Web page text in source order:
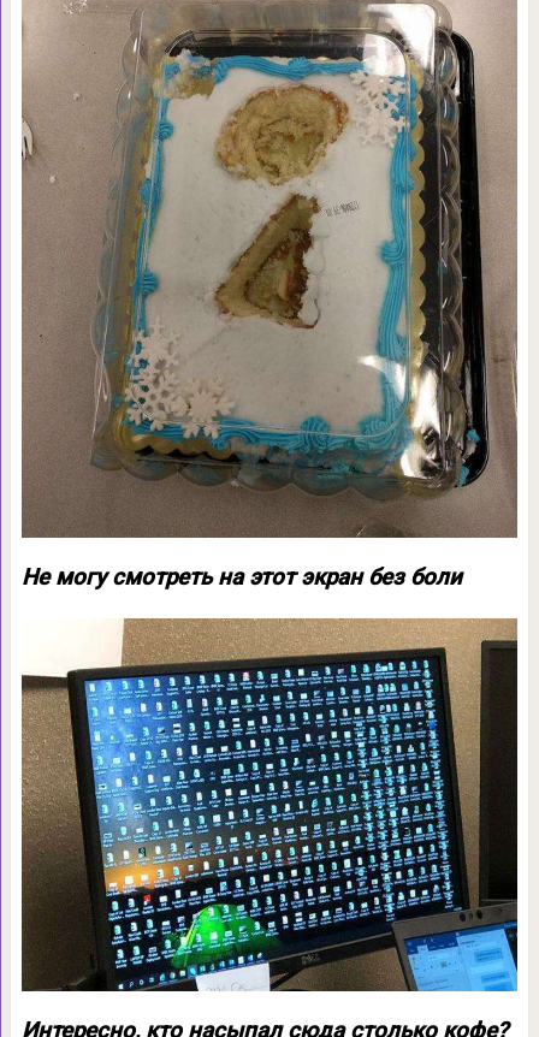
Не могу смотреть на этот экран без боли
Интересно, кто насыпал сюда столько кофе?